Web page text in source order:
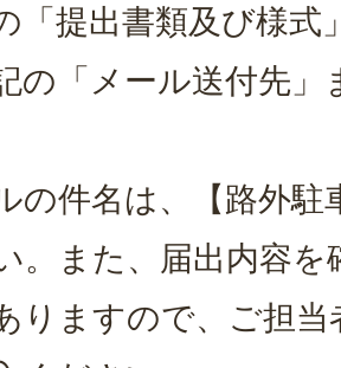
「提出書類及び様式
の「メール送付先
の件名は、【路外
。また、届出内容
りますので、ご担